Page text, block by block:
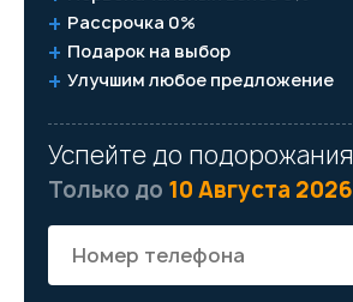
Рассрочка 0%
Подарок на выбор
Улучшим любое предложение
Успейте до подорожания
Только до 10 Августа 2026